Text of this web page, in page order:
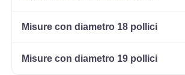
Misure con diametro 18 pollici
Misure con diametro 19 pollici